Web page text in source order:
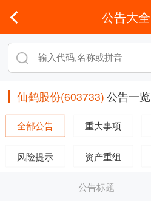
公告大全
仙鹤股份(603733) 公告一览
全部公告 重大事项
风险提示 资产重组
公告标题